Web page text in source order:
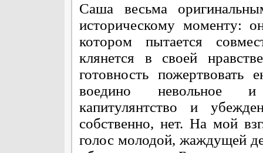
Саша весьма
историческому моменту:
котором пытается
клянется в своей
готовность
воедино невольное и
капитулянтство и
собственно, нет. На мой
голос молодой, жаждущей